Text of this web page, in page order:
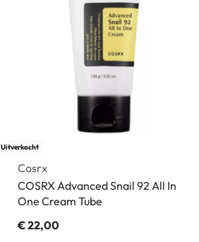
Uitverkocht
Cosrx
COSRX Advanced Snail 92 All In
One Cream Tube
€22,00